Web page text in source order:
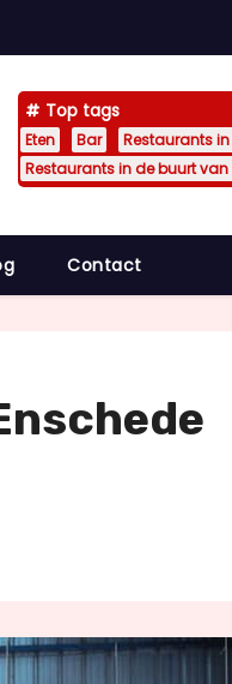
Top tags
Eten Bar Restaurants
Restaurants in de buurt
Contact